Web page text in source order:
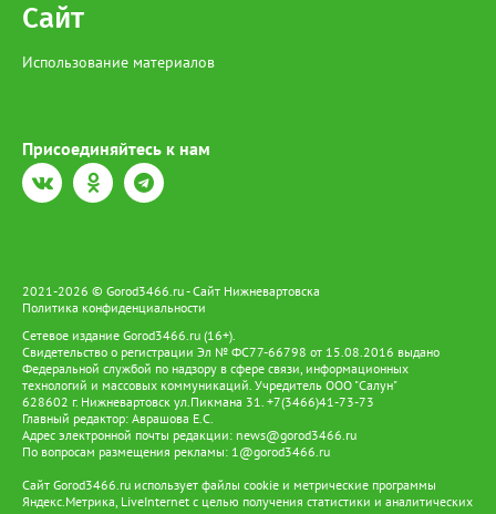
Сайт
Использование материалов
Присоединяйтесь к нам
2021-2026 © Gorod3466.ru - Сайт Нижневартовска
Политика конфиденциальности
Сетевое издание Gorod3466.ru (16+).
Свидетельство о регистрации Эл № ФС77-66798 от 15.08.2016 выдано
Федеральной службой по надзору в сфере связи, информационных
технологий и массовых коммуникаций. Учредитель ООО "Салун"
628602 г. Нижневартовск ул.Пикмана 31. +7(3466)41-73-73
Главный редактор: Аврашова Е.С.
Адрес электронной почты редакции: news@gorod3466.ru
По вопросам размещения рекламы: 1@gorod3466.ru
Сайт Gorod3466.ru использует файлы cookie и метрические программы
Яндекс.Метрика, LiveInternet с целью получения статистики и аналитических